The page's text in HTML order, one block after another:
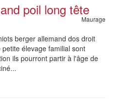
poil long tête
Maurage
berger allemand dos droit
élevage familial sont
ils pourront partir à l'âge de